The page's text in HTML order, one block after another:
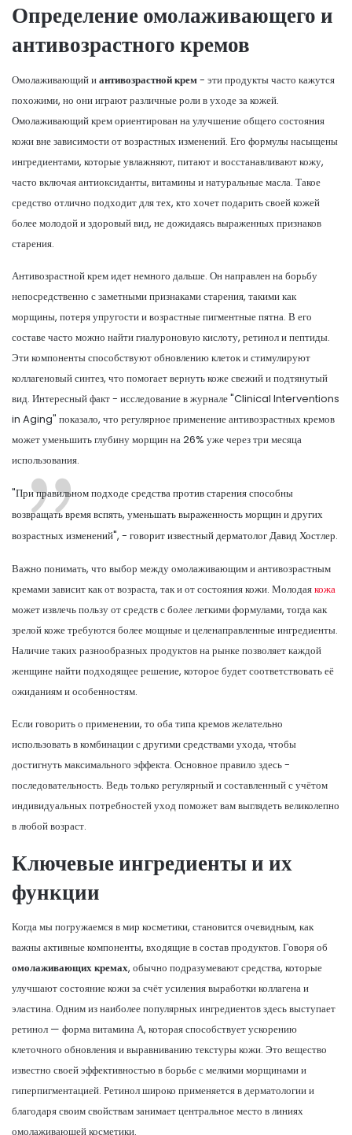
Определение омолаживающего и
антивозрастного кремов
Омолаживающий иантивозрастной крем- эти продукты часто кажутся
похожими, но они играют различные роли в уходе за кожей.
Омолаживающий крем ориентирован на улучшение общего состояния
кожи вне зависимости от возрастных изменений. Его формулы насыщены
ингредиентами, которые увлажняют, питают и восстанавливают кожу,
часто включая антиоксиданты, витамины и натуральные масла. Такое
средство отлично подходит для тех, кто хочет подарить своей кожей
более молодой и здоровый вид, не дожидаясь выраженных признаков
старения.
Антивозрастной крем идет немного дальше. Он направлен на борьбу
непосредственно с заметными признаками старения, такими как
морщины, потеря упругости и возрастные пигментные пятна. В его
составе часто можно найти гиалуроновую кислоту, ретинол и пептиды.
Эти компоненты способствуют обновлению клеток и стимулируют
коллагеновый синтез, что помогает вернуть коже свежий и подтянутый
вид. Интересный факт - исследование в журнале "Clinical Interventions
in Aging" показало, что регулярное применение антивозрастных кремов
может уменьшить глубину морщин на 26% уже через три месяца
использования.
"При правильном подходе средства против старения способны
возвращать время вспять, уменьшать выраженность морщин и других
возрастных изменений", - говорит известный дерматолог Давид Хостлер.
Важно понимать, что выбор между омолаживающим и антивозрастным
кремами зависит как от возраста, так и от состояния кожи. Молодаякожа
может извлечь пользу от средств с более легкими формулами, тогда как
зрелой коже требуются более мощные и целенаправленные ингредиенты.
Наличие таких разнообразных продуктов на рынке позволяет каждой
женщине найти подходящее решение, которое будет соответствовать её
ожиданиям и особенностям.
Если говорить о применении, то оба типа кремов желательно
использовать в комбинации с другими средствами ухода, чтобы
достигнуть максимального эффекта. Основное правило здесь -
последовательность. Ведь только регулярный и составленный с учётом
индивидуальных потребностей уход поможет вам выглядеть великолепно
в любой возраст.
Ключевые ингредиенты и их
функции
Когда мы погружаемся в мир косметики, становится очевидным, как
важны активные компоненты, входящие в состав продуктов. Говоря об
омолаживающих кремах, обычно подразумевают средства, которые
улучшают состояние кожи за счёт усиления выработки коллагена и
эластина. Одним из наиболее популярных ингредиентов здесь выступает
ретинол — форма витамина А, которая способствует ускорению
клеточного обновления и выравниванию текстуры кожи. Это вещество
известно своей эффективностью в борьбе с мелкими морщинами и
гиперпигментацией. Ретинол широко применяется в дерматологии и
благодаря своим свойствам занимает центральное место в линиях
омолаживающей косметики.